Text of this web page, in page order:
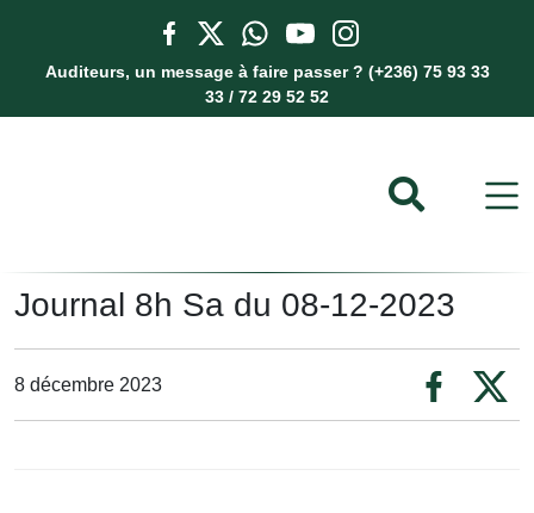
Auditeurs, un message à faire passer ? (+236) 75 93 33
33 / 72 29 52 52
Journal 8h Sa du 08-12-2023
8 décembre 2023